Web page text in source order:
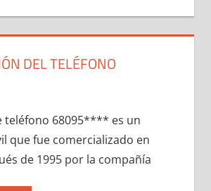
DEL TELÉFONO
teléfono 68095**** es un
quе fue comercializado en
dе 1995 pοr la compañía